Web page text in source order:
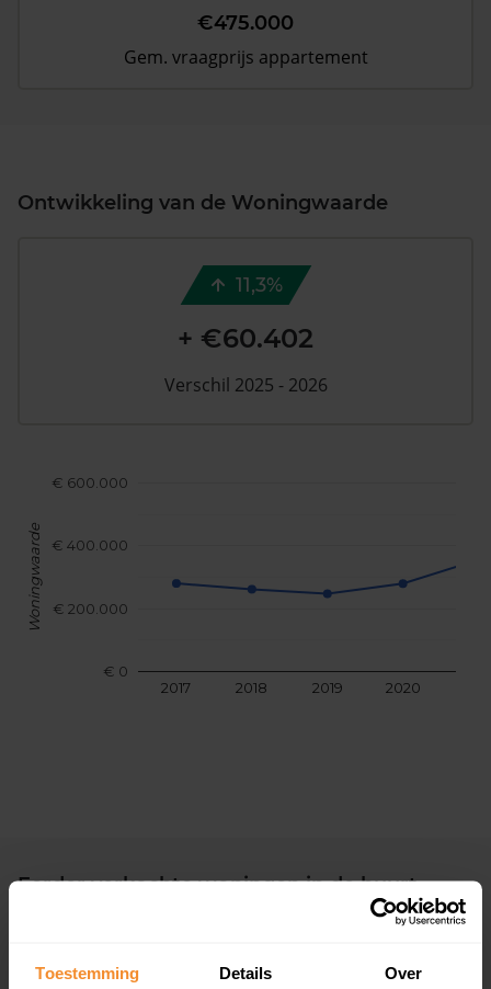
Toestemming Details Over
€475.000
Gem. vraagprijs appartement
Ontwikkeling van de Woningwaarde
2017 2018 2019 2020
€ 0
€ 200.000
€ 400.000
€ 600.000
Woningwaarde
11,3%
+ €60.402
Verschil 2025 - 2026
Eerder verkochte woningen in de buurt
Bijlmerdreef 1457